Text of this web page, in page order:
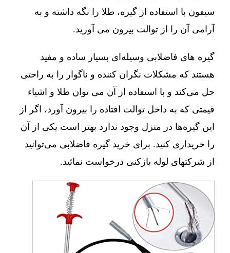
سیفون با استفاده از گیره، طلا را نگه داشته و به
آرامی آن را از توالت بیرون می آورید.
گیره های فاضلابی وسیله‌ای بسیار ساده و مفید
هستند که مشکلات نگران کننده و ناگوار را به راحتی
حل می‌کند و با استفاده از آن می توان طلا و اشیاء
قیمتی که به داخل توالت افتاده را بیرون آورد، اگر از
این گیره‌ها در منزل وجود ندارد بهتر است یکی از آن
را خریداری کنید. برای خرید گیره فاضلابی می‌توانید
از شرکتهای لوله بازکنی درخواست نمائید.